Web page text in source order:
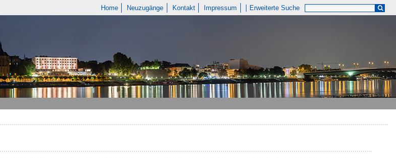
Home Neuzugänge Kontakt Impressum Erweiterte Suche